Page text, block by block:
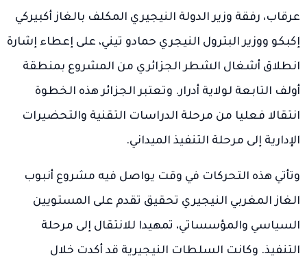
عرقاب، رفقة وزير الدولة النيجيري المكلف بالغاز أكبيركي
إكبكو ووزير البترول النيجري حمادو تيني، على إعطاء إشارة
انطلاق أشغال الشطر الجزائري من المشروع بمنطقة
أولف التابعة لولاية أدرار. وتعتبر الجزائر هذه الخطوة
انتقالا فعليا من مرحلة الدراسات التقنية والتحضيرات
الإدارية إلى مرحلة التنفيذ الميداني.
وتأتي هذه التحركات في وقت يواصل فيه مشروع أنبوب
الغاز المغربي النيجيري تحقيق تقدم على المستويين
السياسي والمؤسساتي، تمهيدا للانتقال إلى مرحلة
التنفيذ. وكانت السلطات النيجيرية قد أكدت خلال